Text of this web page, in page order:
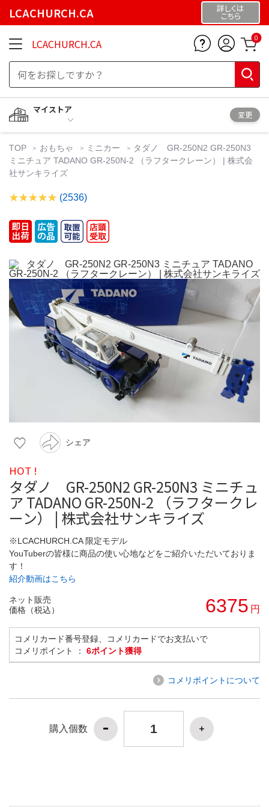
LCACHURCH.CA 詳しくは
こちら
LCACHURCH.CA 0
マイストア
変更
TOP おもちゃ ミニカー
タダノ GR-250N2 GR-250N3
ミニチュア TADANO GR-250N-2 （ラフタークレーン） | 株式会
社サンキライズ
(2536)
シェア
HOT !
タダノ GR-250N2 GR-250N3 ミニチュ
ア TADANO GR-250N-2 （ラフタークレ
ーン） | 株式会社サンキライズ
※LCACHURCH.CA 限定モデル
YouTuberの皆様に商品の使い心地などをご紹介いただいておりま
す！
紹介動画はこちら
ネット販売
価格（税込）
6375 円
コメリカード番号登録、コメリカードでお支払いで
コメリポイント ： 6ポイント獲得
コメリポイントについて
購入個数